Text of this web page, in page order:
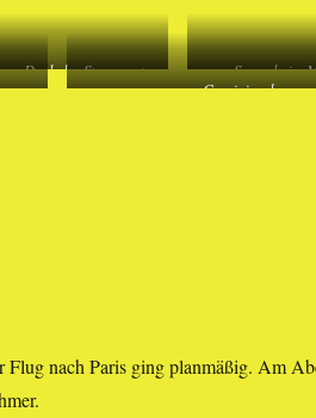
Dach der Sternwarte,
Meridian entlang
Sonne beim
Cassinisaal
Flug nach Paris ging planmäßig. Am